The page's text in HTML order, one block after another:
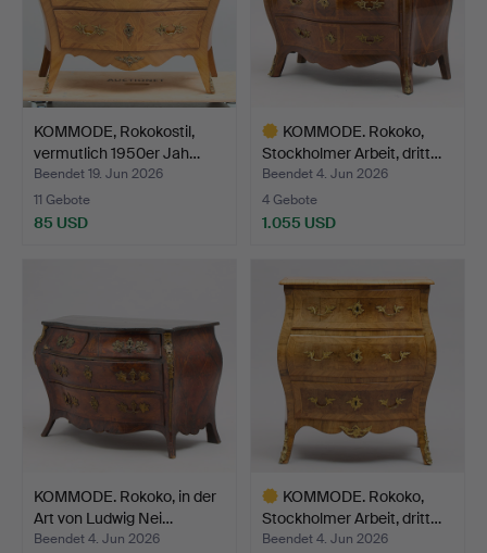
KOMMODE, Rokokostil,
vermutlich 1950er Jah…
Beendet 19. Jun 2026
11 Gebote
85 USD
KOMMODE. Rokoko,
Stockholmer Arbeit, dritt…
Beendet 4. Jun 2026
4 Gebote
1.055 USD
Objekt
KOMMODE. Rokoko, in der
Art von Ludwig Nei…
Beendet 4. Jun 2026
KOMMODE. Rokoko,
Stockholmer Arbeit, dritt…
Beendet 4. Jun 2026